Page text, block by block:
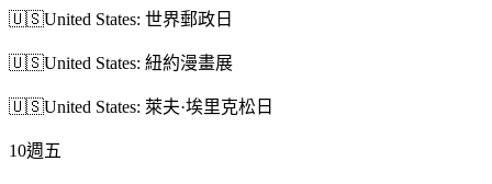
🇺🇸United States: 世界郵政日
🇺🇸United States: 紐約漫畫展
🇺🇸United States: 萊夫·埃里克松日
10週五